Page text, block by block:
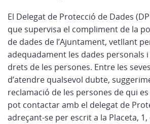
El Delegat de Protecció de Dades
que supervisa el compliment de la
de dades de l’Ajuntament, vetllant
adequadament les dades personals
drets de les persones. Entre les
d’atendre qualsevol dubte,
reclamació de les persones de qui
pot contactar amb el delegat de
adreçant-se per escrit a la Placeta, 1,